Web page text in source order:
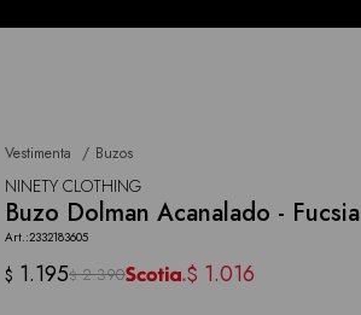
Vestimenta Buzos
NINETY CLOTHING
Buzo Dolman Acanalado - Fucsia
2332183605
$ 1.195$ 2.390 $ 1.016